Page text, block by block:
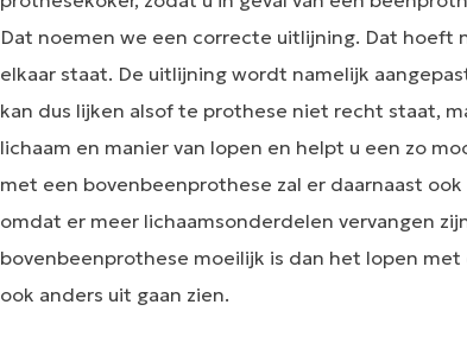
Dat noemen we een correcte uitlijning. Dat
elkaar staat. De uitlijning wordt namelijk
kan dus lijken alsof te prothese niet recht staat,
lichaam en manier van lopen en helpt u een zo
met een bovenbeenprothese zal er daarnaast
omdat er meer lichaamsonderdelen vervangen
bovenbeenprothese moeilijk is dan het lopen
ook anders uit gaan zien.